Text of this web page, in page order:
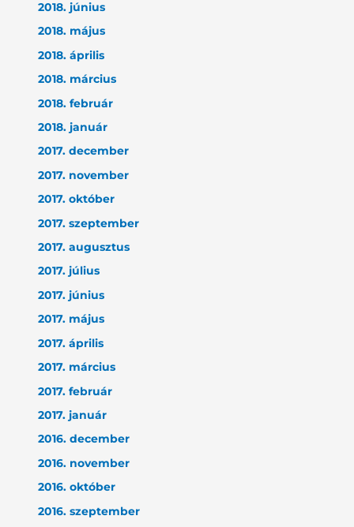
2018. június
2018. május
2018. április
2018. március
2018. február
2018. január
2017. december
2017. november
2017. október
2017. szeptember
2017. augusztus
2017. július
2017. június
2017. május
2017. április
2017. március
2017. február
2017. január
2016. december
2016. november
2016. október
2016. szeptember